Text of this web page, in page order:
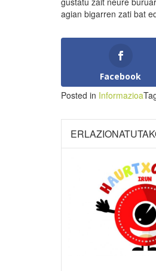
agian bigarren zati bat
Facebook
Posted in Informazioa